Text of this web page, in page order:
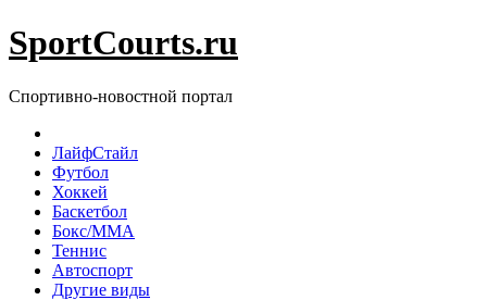
SportCourts.ru
Спортивно-новостной портал
ЛайфСтайл
Футбол
Хоккей
Баскетбол
Бокс/MMA
Теннис
Автоспорт
Другие виды